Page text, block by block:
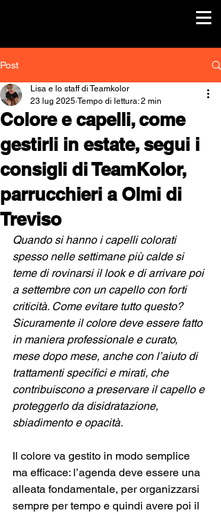
Post
Colore e capelli, come
gestirli in estate, segui i
consigli di TeamKolor,
parrucchieri a Olmi di
Treviso
Lisa e lo staff di Teamkolor
23 lug 2025 Tempo di lettura: 2 min
Quando si hanno i capelli colorati
spesso nelle settimane più calde si
teme di rovinarsi il look e di arrivare poi
a settembre con un capello con forti
criticità. Come evitare tutto questo?
Sicuramente il colore deve essere fatto
in maniera professionale e curato,
mese dopo mese, anche con l’aiuto di
trattamenti specifici e mirati, che
contribuiscono a preservare il capello e
proteggerlo da disidratazione,
sbiadimento e opacità.
Il colore va gestito in modo semplice
ma efficace: l’agenda deve essere una
alleata fondamentale, per organizzarsi
sempre per tempo e quindi avere poi il